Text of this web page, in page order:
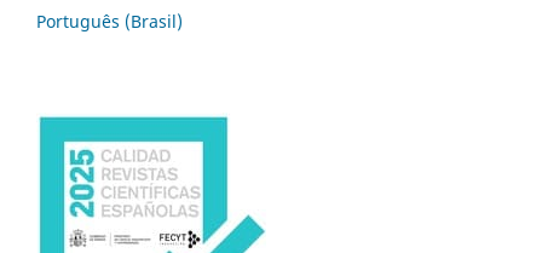
Português (Brasil)